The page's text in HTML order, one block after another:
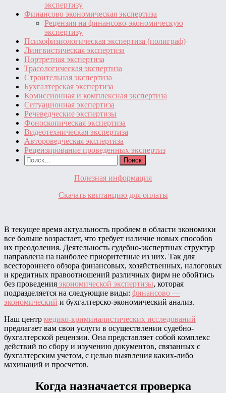
экспертизу
Финансово экономическая экспертиза
Рецензия на финансово-экономическую
экспертизу
Психофизиологическая экспертиза (полиграф)
Лингвистическая экспертиза
Портретная экспертиза
Трасологическая экспертиза
Строительная экспертиза
Бухгалтерская экспертиза
Комиссионная и комплексная экспертиза
Ситуационная экспертиза
Речеведческие экспертизы
Фоноскопическая экспертиза
Видеотехническая экспертиза
Автороведческая экспертиза
Рецензирование проведенных экспертиз
Найти:
Полезная информация
Скачать квитанцию для оплаты
В текущее время актуальность проблем в области экономики
все больше возрастает, что требует наличие новых способов
их преодоления. Деятельность судебно-экспертных структур
направлена на наиболее приоритетные из них. Так для
всестороннего обзора финансовых, хозяйственных, налоговых
и кредитных правоотношений различных фирм не обойтись
без проведения экономической экспертизы, которая
подразделяется на следующие виды: финансово —
экономический и бухгалтерско-экономический анализ.
Наш центр медико-криминалистических исследований
предлагает вам свои услуги в осуществлении судебно-
бухгалтерской рецензии. Она представляет собой комплекс
действий по сбору и изучению документов, связанных с
бухгалтерским учетом, с целью выявления каких-либо
махинаций и просчетов.
Когда назначается проверка